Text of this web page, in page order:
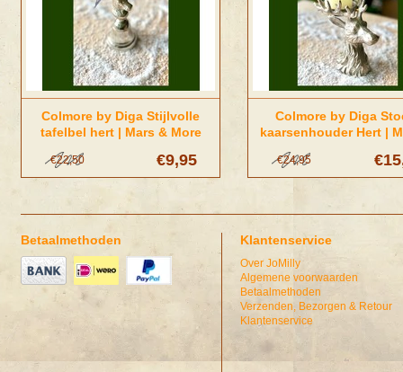
Colmore by Diga Stijlvolle
tafelbel hert | Mars & More
€9,95
€22,50
Colmore by Diga
kaarsenhouder Hert |
€24,95
Betaalmethoden Klantenservice
Over JoMilly
Algemene voorwaarden
Betaalmethoden
Verzenden, Bezorgen & Retour
Klantenservice